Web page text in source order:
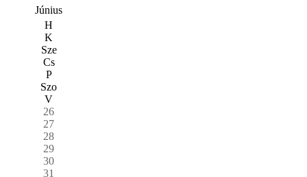
Június
H
K
Sze
Cs
P
Szo
V
26
27
28
29
30
31